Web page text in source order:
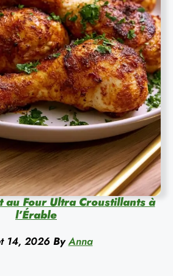
au Four Ultra Croustillants à
l’Érable
14, 2026 By Anna